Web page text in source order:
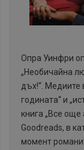
Опра Уинфри
„Необичайна
дъх!“. Медиите
годината“ и
книга „Все още
Goodreads, в
момент